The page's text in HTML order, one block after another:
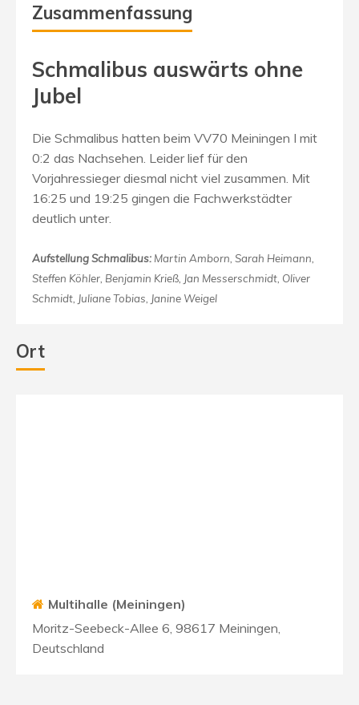
Zusammenfassung
Schmalibus auswärts ohne
Jubel
Die Schmalibus hatten beim VV70 Meiningen I mit
0:2 das Nachsehen. Leider lief für den
Vorjahressieger diesmal nicht viel zusammen. Mit
16:25 und 19:25 gingen die Fachwerkstädter
deutlich unter.
Aufstellung Schmalibus: Martin Amborn, Sarah Heimann,
Steffen Köhler, Benjamin Krieß, Jan Messerschmidt, Oliver
Schmidt, Juliane Tobias, Janine Weigel
Ort
Multihalle (Meiningen)
Moritz-Seebeck-Allee 6, 98617 Meiningen,
Deutschland